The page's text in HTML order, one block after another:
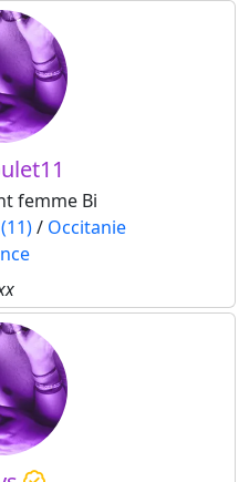
femme Bi
/ Occitanie